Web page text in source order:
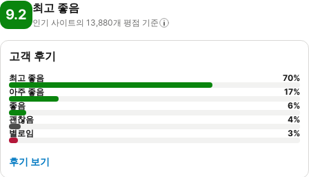
9.2 최고 좋음
인기 사이트의 13,880개 평점 기준
고객 후기
최고 좋음 70%
아주 좋음
17%
좋음
6%
괜찮음
4%
별로임
3%
후기 보기